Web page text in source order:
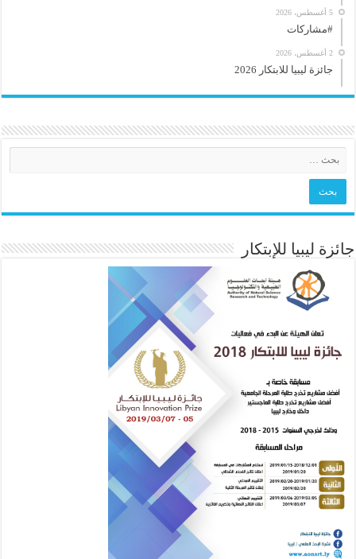
5 أغسطس، 2026
#مشاركات
2 أغسطس، 2026
جائزة ليبيا للابتكار 2026
جائزة ليبيا للإبتكار